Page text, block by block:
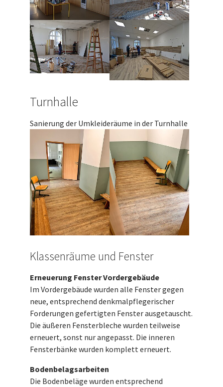
Turnhalle
Sanierung der Umkleideräume in der Turnhalle
Klassenräume und Fenster
Erneuerung Fenster Vordergebäude
Im Vordergebäude wurden alle Fenster gegen
neue, entsprechend denkmalpflegerischer
Forderungen gefertigten Fenster ausgetauscht.
Die äußeren Fensterbleche wurden teilweise
erneuert, sonst nur angepasst. Die inneren
Fensterbänke wurden komplett erneuert.
Bodenbelagsarbeiten
Die Bodenbeläge wurden entsprechend